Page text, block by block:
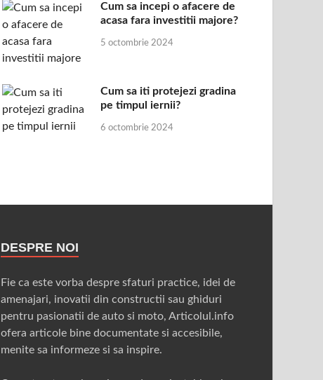
Cum sa incepi o afacere de
acasa fara investitii majore?
5 octombrie 2024
Cum sa iti protejezi gradina
pe timpul iernii?
6 octombrie 2024
DESPRE NOI
Fie ca este vorba despre sfaturi practice, idei de
amenajari, inovatii din constructii sau ghiduri
pentru pasionatii de auto si moto, Articolul.info
ofera articole bine documentate si accesibile,
menite sa informeze si sa inspire.